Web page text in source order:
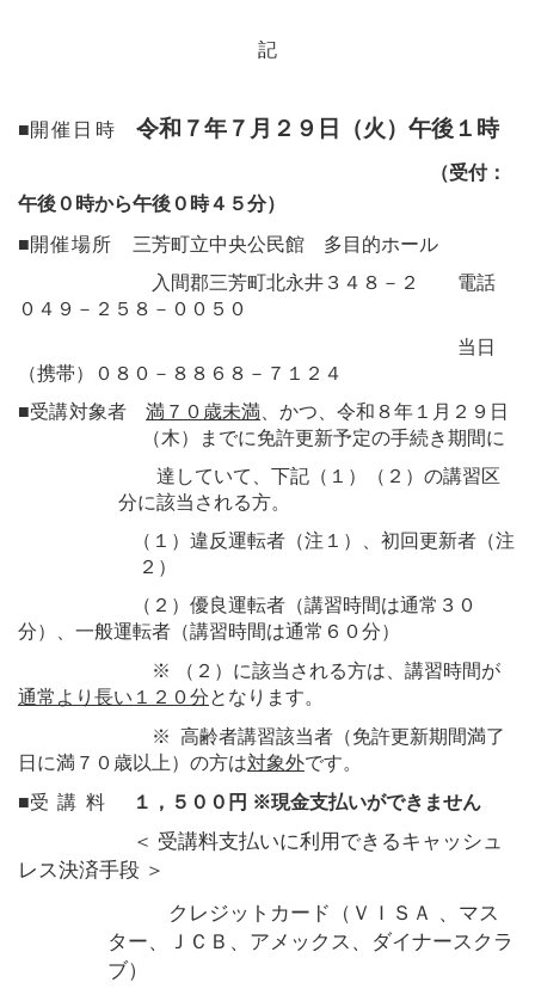
記
■開催日時 令和７年７月２９日（火）午後１時
（受付：
午後０時から午後０時４５分）
■開催場所
三芳町立中央公民館 多目的ホール
入間郡三芳町北永井３４８－２ 電話
０４９－２５８－００５０
当日
（携帯）０８０－８８６８－７１２４
■受講対象者 満７０歳未満 、かつ、令和８年１月２９日
（木）までに免許更新予定の手続き期間に
達していて、下記（１）（２）の講習区
分に該当される方。
（１）違反運転者（注１）、初回更新者（注
２）
（２）優良運転者（講習時間は通常３０
分）、一般運転者（講習時間は通常６０分）
※
（２）に該当される方は、講習時間が
通常より長い１２０分となります。
※ 高齢者講習該当者（免許更新期間満了
日に満７０歳以上）の方は対象外です。
■受講料 １，５００円 ※現金支払いができません
＜ 受講料支払いに利用できるキャッシュ
レス決済手段 ＞
クレジットカード（ＶＩＳＡ 、マス
ター、ＪＣＢ、アメックス、ダイナースクラ
ブ）